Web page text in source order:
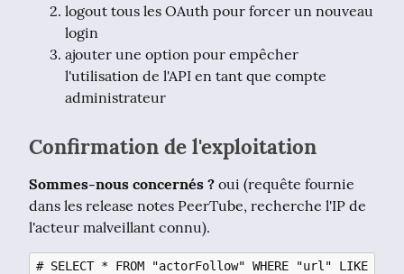
logout tous les OAuth pour forcer un nouveau
login
ajouter une option pour empêcher
l'utilisation de l'API en tant que compte
administrateur
Confirmation de l'exploitation
Sommes-nous concernés ? oui (requête fournie
dans les release notes PeerTube, recherche l'IP de
l'acteur malveillant connu).
# SELECT * FROM "actorFollow" WHERE "url" LIKE